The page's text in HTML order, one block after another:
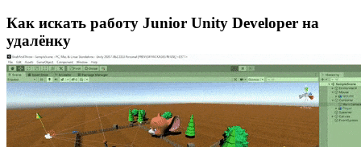
Как искать работу Junior Unity Developer на
удалёнку